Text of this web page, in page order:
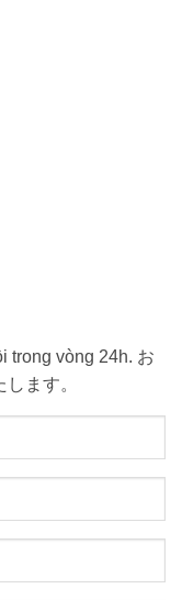
trong vòng 24h. お
ます。